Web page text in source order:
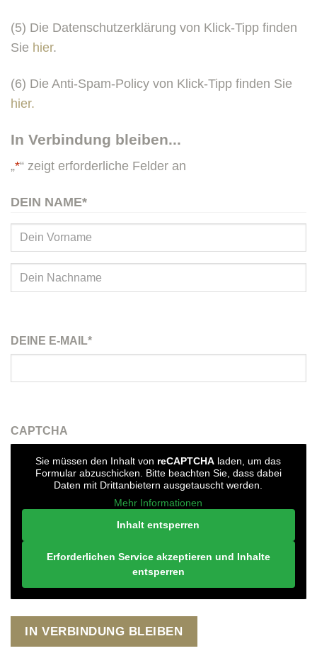
(5) Die Datenschutzerklärung von Klick-Tipp finden
Sie hier.
(6) Die Anti-Spam-Policy von Klick-Tipp finden Sie
hier.
In Verbindung bleiben...
„*“ zeigt erforderliche Felder an
DEIN NAME*
Vorname
DEINE E-MAIL*
CAPTCHA
Sie müssen den Inhalt von reCAPTCHA laden, um das
Formular abzuschicken. Bitte beachten Sie, dass dabei
Daten mit Drittanbietern ausgetauscht werden.
Mehr Informationen
Inhalt entsperren
Erforderlichen Service akzeptieren und Inhalte
entsperren